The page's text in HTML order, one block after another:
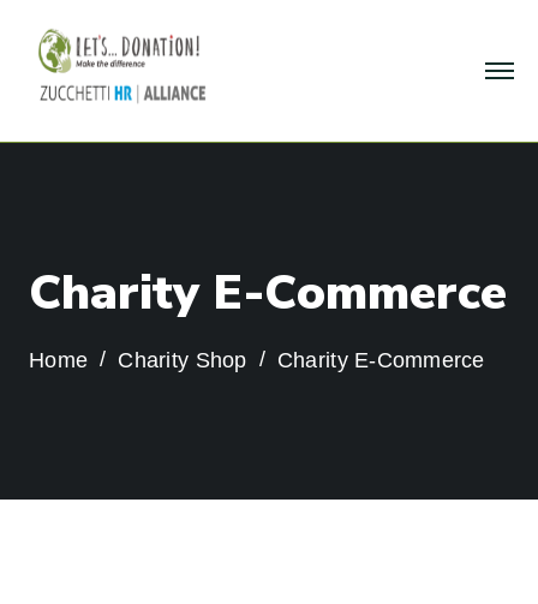
Charity E-Commerce
Home Charity Shop Charity E-Commerce